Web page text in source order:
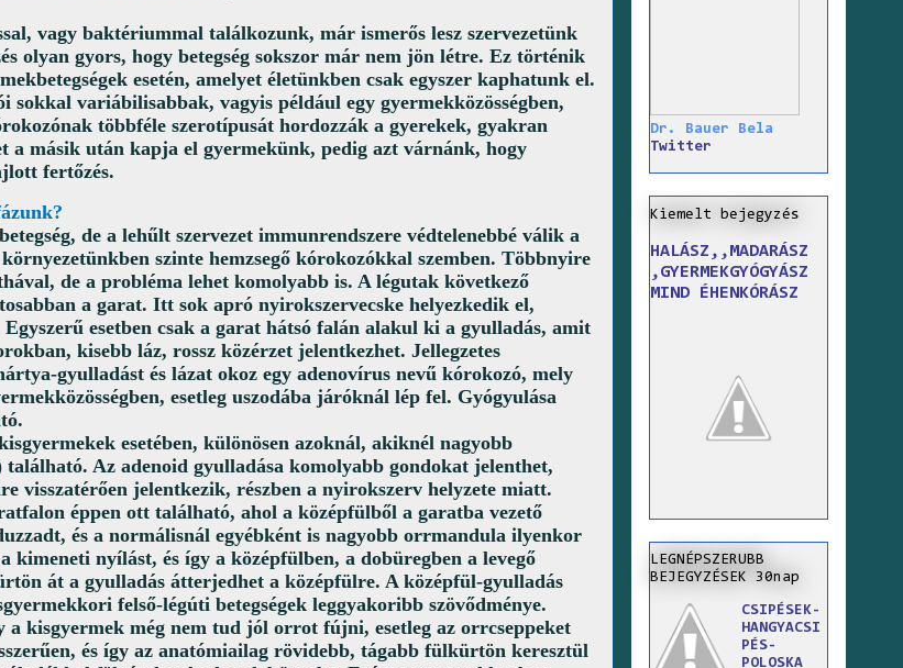
vagy baktériummal találkozunk, már ismerős lesz szervezetünk
olyan gyors, hogy betegség sokszor már nem jön létre. Ez történik
esetén, amelyet életünkben csak egyszer kaphatunk el.
sokkal variábilisabbak, vagyis például egy gyermekközösségben,
többféle szerotípusát hordozzák a gyerekek, gyakran
a másik után kapja el gyermekünk, pedig azt várnánk, hogy
fertőzés.
de a lehűlt szervezet immunrendszere védtelenebbé válik a
szinte hemzsegő kórokozókkal szemben. Többnyire
de a probléma lehet komolyabb is. A légutak következő
a garat. Itt sok apró nyirokszervecske helyezkedik el,
esetben csak a garat hátsó falán alakul ki a gyulladás, amit
kisebb láz, rossz közérzet jelentkezhet. Jellegzetes
gyulladást és lázat okoz egy adenovírus nevű kórokozó, mely
esetleg uszodába járóknál lép fel. Gyógyulása
esetében, különösen azoknál, akiknél nagyobb
Az adenoid gyulladása komolyabb gondokat jelenthet,
visszatérően jelentkezik, részben a nyirokszerv helyzete miatt.
éppen ott található, ahol a középfülből a garatba vezető
és a normálisnál egyébként is nagyobb orrmandula ilyenkor
kimeneti nyílást, és így a középfülben, a dobüregben a levegő
át a gyulladás átterjedhet a középfülre. A középfül-gyulladás
felső-légúti betegségek leggyakoribb szövődménye.
a kisgyermek még nem tud jól orrot fújni, esetleg az orrcseppeket
és így az anatómiailag rövidebb, tágabb fülkürtön keresztül
Dr. Bauer Bela
Twitter
Kiemelt bejegyzés
HALÁSZ,,MADARÁSZ
,GYERMEKGYÓGYÁSZ
MIND ÉHENKÓRÁSZ
LEGNÉPSZERUBB
BEJEGYZÉSEK 30nap
CSIPÉSEK-
HANGYACSI
PÉS-
POLOSKA